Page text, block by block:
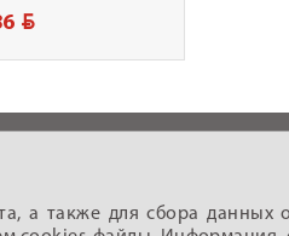
BYN
Где купить
а также для сбора данных